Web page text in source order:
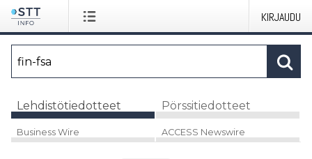
KIRJAUDU
Lehdistötiedotteet Pörssitiedotteet
Business Wire ACCESS Newswire